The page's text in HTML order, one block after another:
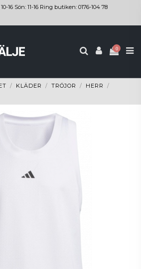
16 Sön: 11-16 Ring butiken: 0176-104 78
0
KLÄDER TRÖJOR
HERR